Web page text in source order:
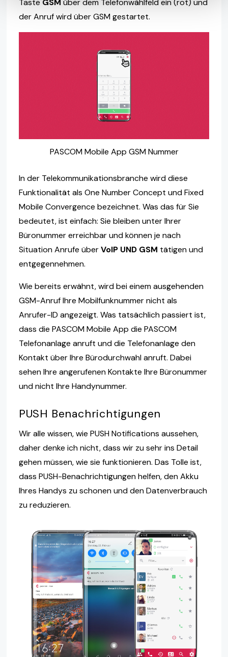
der Anruf wird über GSM gestartet.
PASCOM Mobile App GSM Nummer
In der Telekommunikationsbranche wird diese
Funktionalität als One Number Concept und Fixed
Mobile Convergence bezeichnet. Was das für Sie
bedeutet, ist einfach: Sie bleiben unter Ihrer
Büronummer erreichbar und können je nach
Situation Anrufe überVoIP UND GSM tätigen und
entgegennehmen.
Wie bereits erwähnt, wird bei einem ausgehenden
GSM-Anruf Ihre Mobilfunknummer nicht als
Anrufer-ID angezeigt. Was tatsächlich passiert ist,
dass die PASCOM Mobile App die PASCOM
Telefonanlage anruft und die Telefonanlage den
Kontakt über Ihre Bürodurchwahl anruft. Dabei
sehen Ihre angerufenen Kontakte Ihre Büronummer
und nicht Ihre Handynummer.
PUSH Benachrichtigungen
Wir alle wissen, wie PUSH Notifications aussehen,
daher denke ich nicht, dass wir zu sehr ins Detail
gehen müssen, wie sie funktionieren. Das Tolle ist,
dass PUSH-Benachrichtigungen helfen, den Akku
Ihres Handys zu schonen und den Datenverbrauch
zu reduzieren.